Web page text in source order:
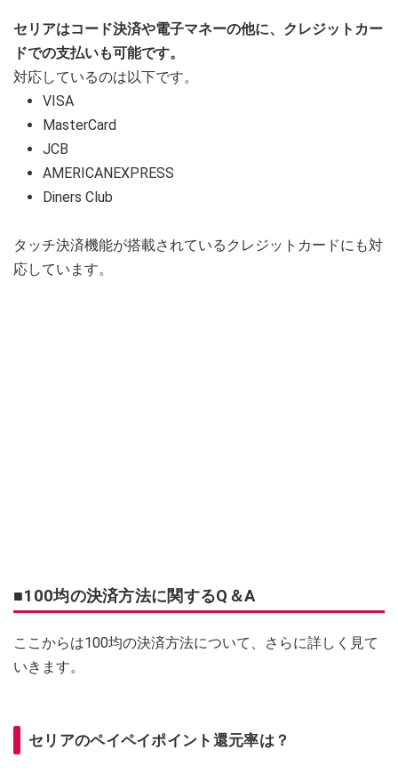
セリアはコード決済や電子マネーの他に、クレジットカー
ドでの支払いも可能です。
対応しているのは以下です。
VISA
MasterCard
JCB
AMERICANEXPRESS
Diners Club
タッチ決済機能が搭載されているクレジットカードにも対
応しています。
■100均の決済方法に関するQ＆A
ここからは100均の決済方法について、さらに詳しく見て
いきます。
セリアのペイペイポイント還元率は？